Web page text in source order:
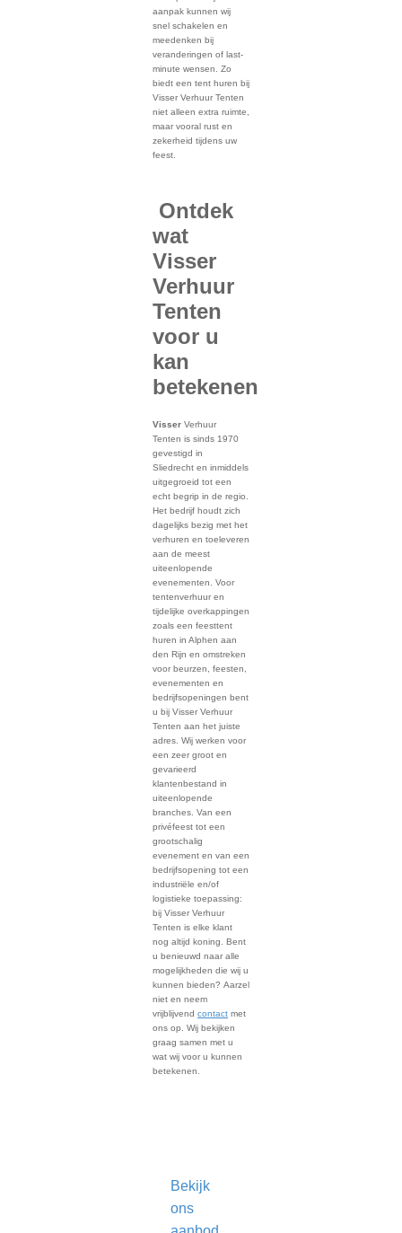
aanpak kunnen wij
snel schakelen en
meedenken bij
veranderingen of last-
minute wensen. Zo
biedt een tent huren bij
Visser Verhuur Tenten
niet alleen extra ruimte,
maar vooral rust en
zekerheid tijdens uw
feest.
Ontdek
wat
Visser
Verhuur
Tenten
voor u
kan
betekenen
Visser Verhuur
Tenten is sinds 1970
gevestigd in
Sliedrecht en inmiddels
uitgegroeid tot een
echt begrip in de regio.
Het bedrijf houdt zich
dagelijks bezig met het
verhuren en toeleveren
aan de meest
uiteenlopende
evenementen. Voor
tentenverhuur en
tijdelijke overkappingen
zoals een feesttent
huren in Alphen aan
den Rijn en omstreken
voor beurzen, feesten,
evenementen en
bedrijfsopeningen bent
u bij Visser Verhuur
Tenten aan het juiste
adres. Wij werken voor
een zeer groot en
gevarieerd
klantenbestand in
uiteenlopende
branches. Van een
privéfeest tot een
grootschalig
evenement en van een
bedrijfsopening tot een
industriële en/of
logistieke toepassing:
bij Visser Verhuur
Tenten is elke klant
nog altijd koning. Bent
u benieuwd naar alle
mogelijkheden die wij u
kunnen bieden? Aarzel
niet en neem
vrijblijvend contact met
ons op. Wij bekijken
graag samen met u
wat wij voor u kunnen
betekenen.
Bekijk
ons